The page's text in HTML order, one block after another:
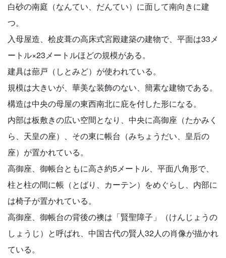
白砂の南庭（なんてい、だんてい）に面して南向きに建
つ。
入母屋造、桧皮葺の高床式宮殿建築の建物で、平面は33メ
ートル×23メートルほどの規模がある。
建具は蔀戸（しとみど）が使われている。
規模は大きいが、華美な装飾のない、簡素な建物である。
構造は中央の母屋の東西南北に庇を付した形になる。
内部は板敷きの広い空間となり、中央に高御座（たかみく
ら、天皇の座）、その東に帳台（みちょうだい、皇后の
座）が置かれている。
高御座、御帳台ともに高さ約5メートル、平面八角形で、
柱と柱の間に帳（とばり、カーテン）をめぐらし、内部に
は椅子が置かれている。
高御座、御帳台の背後の襖は「賢聖障子」（けんじょうの
しょうじ）と呼ばれ、中国古代の賢人32人の肖像が描かれ
ている。